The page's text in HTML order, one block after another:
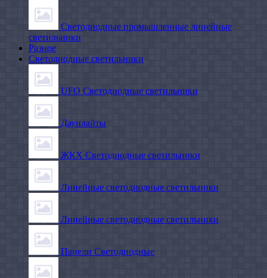
Светодиодные промышленные линейные
светильники
Разное
Светодиодные светильники
UFO Светодиодные светильники
Даунлайты
ЖКХ Светодиодные светильники
Линейные светодиодные светильники
Линейные светодиодные светильники
Панели Светодиодные